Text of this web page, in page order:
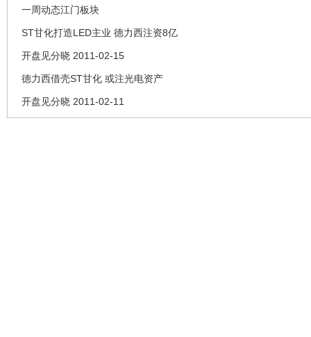
一周动态江门板块
ST甘化打造LED主业 德力西注资8亿
开盘见分晓 2011-02-15
德力西借壳ST甘化 或注光电资产
开盘见分晓 2011-02-11